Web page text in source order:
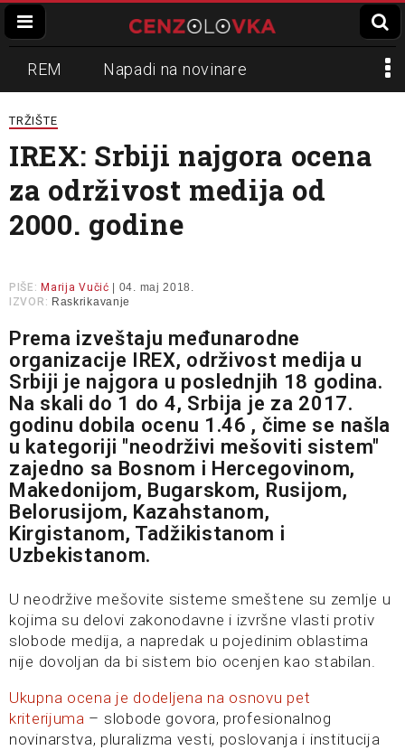
REM Napadi na novinare
Zvučni top
Propaganda Lokalni mediji
Informer Slavko Ćuruvija
TRŽIŠTE
IREX: Srbiji najgora ocena
za održivost medija od
2000. godine
PIŠE: Marija Vučić | 04. maj 2018.
IZVOR: Raskrikavanje
Prema izveštaju međunarodne
organizacije IREX, održivost medija u
Srbiji je najgora u poslednjih 18 godina.
Na skali do 1 do 4, Srbija je za 2017.
godinu dobila ocenu 1.46 , čime se našla
u kategoriji "neodrživi mešoviti sistem"
zajedno sa Bosnom i Hercegovinom,
Makedonijom, Bugarskom, Rusijom,
Belorusijom, Kazahstanom,
Kirgistanom, Tadžikistanom i
Uzbekistanom.
U neodržive mešovite sisteme smeštene su zemlje u
kojima su delovi zakonodavne i izvršne vlasti protiv
slobode medija, a napredak u pojedinim oblastima
nije dovoljan da bi sistem bio ocenjen kao stabilan.
Ukupna ocena je dodeljena na osnovu pet
kriterijuma – slobode govora, profesionalnog
novinarstva, pluralizma vesti, poslovanja i institucija